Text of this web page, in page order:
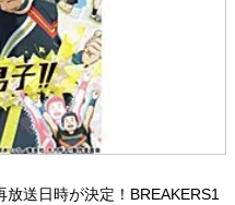
送日時が決定！BREAKERS1